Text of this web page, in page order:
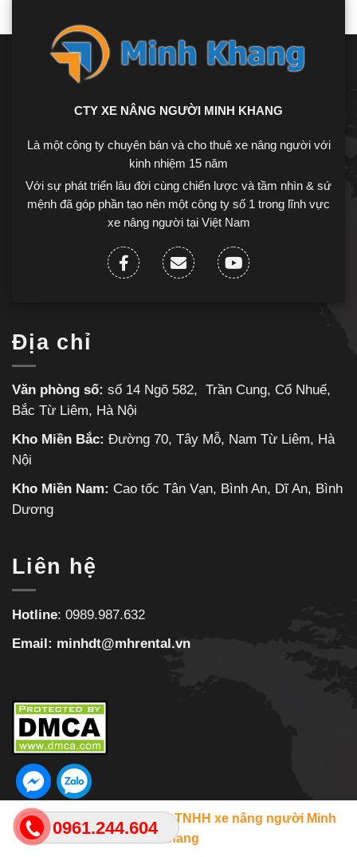
0961.244.604
CTY XE NÂNG NGƯỜI MINH KHANG
Là một công ty chuyên bán và cho thuê xe nâng người với
kinh nhiệm 15 năm
Với sự phát triển lâu đời cùng chiến lược và tầm nhìn & sứ
mệnh đã góp phần tạo nên một công ty số 1 trong lĩnh vực
xe nâng người tại Việt Nam
Địa chỉ
Văn phòng số: số 14 Ngõ 582, Trần Cung, Cổ Nhuế,
Bắc Từ Liêm, Hà Nội
Kho Miền Bắc: Đường 70, Tây Mỗ, Nam Từ Liêm, Hà
Nội
Kho Miền Nam: Cao tốc Tân Vạn, Bình An, Dĩ An, Bình
Dương
Liên hệ
Hotline: 0989.987.632
Email: minhdt@mhrental.vn
Copyright 2026 ©
Công ty TNHH xe nâng người Minh
Khang